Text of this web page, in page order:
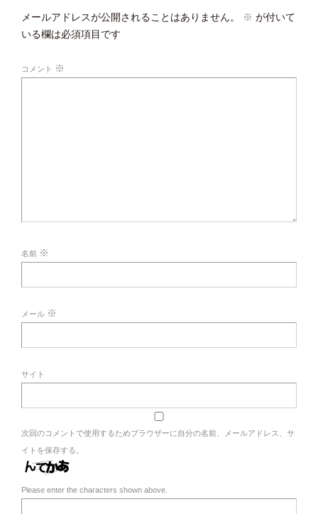
メールアドレスが公開されることはありません。 ※ が付いて
いる欄は必須項目です
コメント ※
名前 ※
メール ※
サイト
次回のコメントで使用するためブラウザーに自分の名前、メールアドレス、サ
イトを保存する。
Please enter the characters shown above.